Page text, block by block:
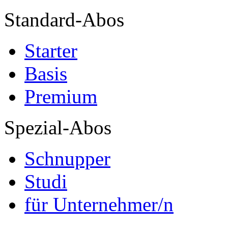
Standard-Abos
Starter
Basis
Premium
Spezial-Abos
Schnupper
Studi
für Unternehmer/n